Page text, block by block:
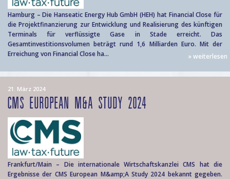
Hamburg – Die Hanseatic Energy Hub GmbH (HEH) hat Financial Close für
die Projektfinanzierung zur Entwicklung und Realisierung des künftigen
Terminals für verflüssigte Gase in Stade erreicht. Das
Gesamtinvestitionsvolumen beträgt rund 1,6 Milliarden Euro. Mit der
Erreichung von Financial Close ha...
» weiterlesen
21. März 2024
CMS EUROPEAN M&A STUDY 2024
Frankfurt/Main – Die internationale Wirtschaftskanzlei CMS hat die
Ergebnisse der CMS European M&amp;A Study 2024 bekannt gegeben.